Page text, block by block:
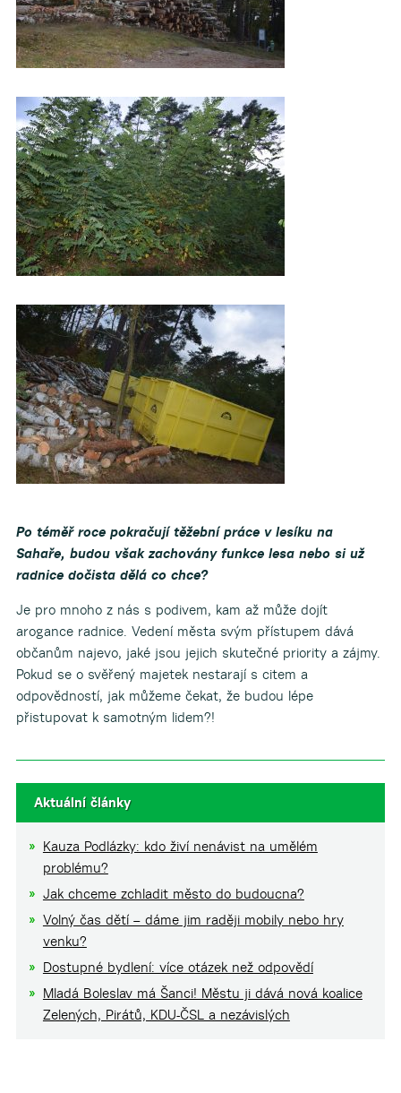
Po téměř roce pokračují těžební práce v lesíku na
Sahaře, budou však zachovány funkce lesa nebo si už
radnice dočista dělá co chce?
Je pro mnoho z nás s podivem, kam až může dojít
arogance radnice. Vedení města svým přístupem dává
občanům najevo, jaké jsou jejich skutečné priority a zájmy.
Pokud se o svěřený majetek nestarají s citem a
odpovědností, jak můžeme čekat, že budou lépe
přistupovat k samotným lidem?!
Aktuální články
Kauza Podlázky: kdo živí nenávist na umělém
problému?
Jak chceme zchladit město do budoucna?
Volný čas dětí – dáme jim raději mobily nebo hry
venku?
Dostupné bydlení: více otázek než odpovědí
Mladá Boleslav má Šanci! Městu ji dává nová koalice
Zelených, Pirátů, KDU-ČSL a nezávislých